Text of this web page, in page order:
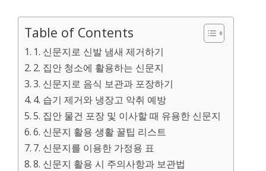
Table of Contents
1. 신문지로 신발 냄새 제거하기
2. 집안 청소에 활용하는 신문지
3. 신문지로 음식 보관과 포장하기
4. 습기 제거와 냉장고 악취 예방
5. 집안 물건 포장 및 이사할 때 유용한 신문지
6. 신문지 활용 생활 꿀팁 리스트
7. 신문지를 이용한 가정용 표
8. 신문지 활용 시 주의사항과 보관법